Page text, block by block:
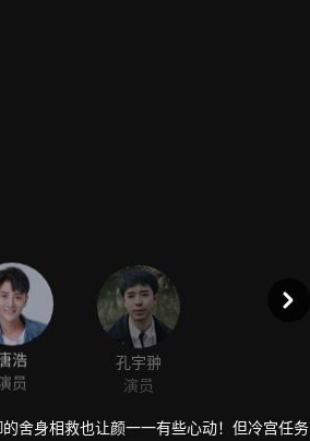
浩
员
孔宇翀
演员
舍身相救也让颜一一有些心动！但冷宫任务